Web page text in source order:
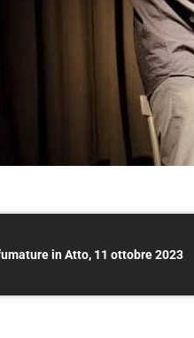
in Atto, 11 ottobre 2023